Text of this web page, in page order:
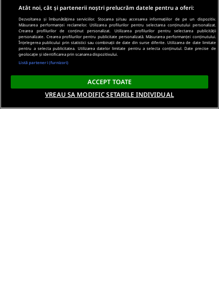
Atât noi, cât și partenerii noștri prelucrăm datele pentru a oferi:
Dezvoltarea și îmbunătățirea serviciilor. Stocarea și/sau accesarea informațiilor de pe un dispozitiv.
Măsurarea performanței reclamelor. Utilizarea profilurilor pentru selectarea conținutului personalizat.
Crearea profilurilor de conținut personalizat. Utilizarea profilurilor pentru selectarea publicității
personalizate. Crearea profilurilor pentru publicitate personalizată. Măsurarea performanței conținutului.
Înțelegerea publicului prin statistici sau combinații de date din surse diferite. Utilizarea de date limitate
pentru a selecta publicitatea. Utilizarea datelor limitate pentru a selecta conținutul. Date precise de
geolocație și identificarea prin scanarea dispozitivului.
Listă parteneri (furnizori)
ACCEPT TOATE
VREAU SA MODIFIC SETARILE INDIVIDUAL